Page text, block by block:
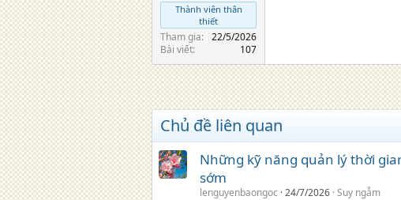
Thành viên thân
thiết
Tham gia
22/5/2026
Bài viết
107
Chủ đề liên quan
Những kỹ năng quản lý thời
sớm
lenguyenbaongoc 24/7/2026 Suy ngẫm